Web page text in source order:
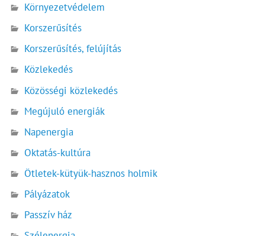
Környezetvédelem
Korszerűsítés
Korszerűsítés, felújítás
Közlekedés
Közösségi közlekedés
Megújuló energiák
Napenergia
Oktatás-kultúra
Ötletek-kütyük-hasznos holmik
Pályázatok
Passzív ház